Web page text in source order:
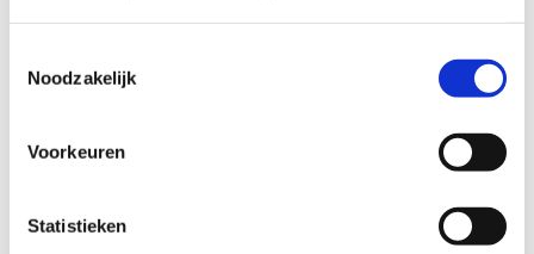
Noodzakelijk
Voorkeuren
Statistieken